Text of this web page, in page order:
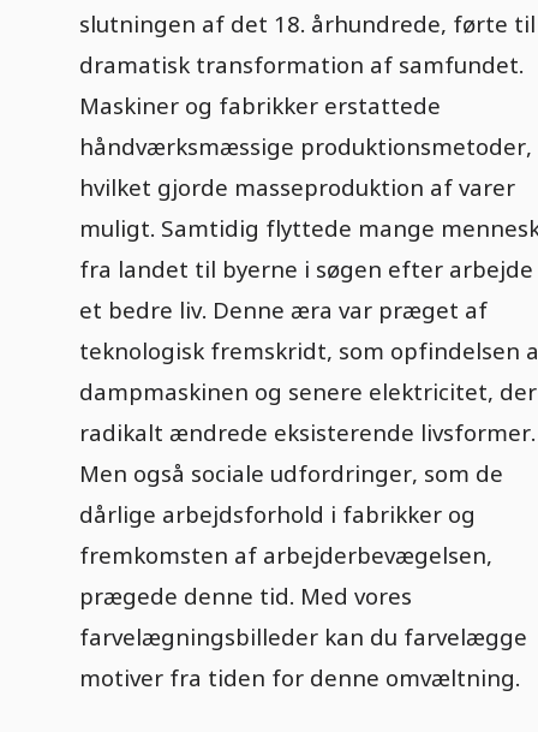
slutningen af det 18. århundrede, førte
dramatisk transformation af samfundet.
Maskiner og fabrikker erstattede
håndværksmæssige produktionsmetoder,
hvilket gjorde masseproduktion af varer
muligt. Samtidig flyttede mange
fra landet til byerne i søgen efter arbejde
et bedre liv. Denne æra var præget af
teknologisk fremskridt, som opfindelsen
dampmaskinen og senere elektricitet, der
radikalt ændrede eksisterende livsformer.
Men også sociale udfordringer, som de
dårlige arbejdsforhold i fabrikker og
fremkomsten af arbejderbevægelsen,
prægede denne tid. Med vores
farvelægningsbilleder kan du farvelægge
motiver fra tiden for denne omvæltning.